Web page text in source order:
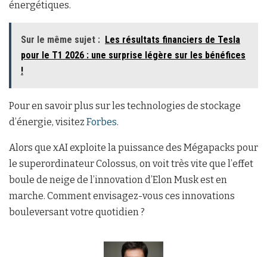
énergétiques.
Sur le même sujet : Les résultats financiers de Tesla
pour le T1 2026 : une surprise légère sur les bénéfices
!
Pour en savoir plus sur les technologies de stockage
d’énergie, visitez Forbes.
Alors que xAI exploite la puissance des Mégapacks pour
le superordinateur Colossus, on voit très vite que l’effet
boule de neige de l’innovation d’Elon Musk est en
marche. Comment envisagez-vous ces innovations
bouleversant votre quotidien ?